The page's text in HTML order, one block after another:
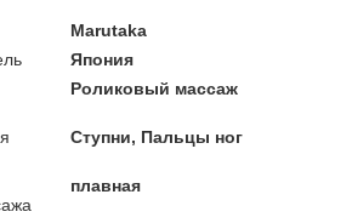
Marutaka
Япония
Роликовый массаж
Ступни, Пальцы ног
плавная